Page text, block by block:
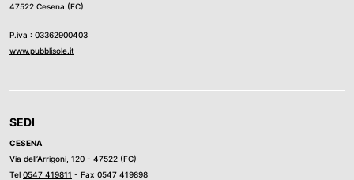
47522 Cesena (FC)
P.iva : 03362900403
www.pubblisole.it
SEDI
CESENA
Via dell’Arrigoni, 120 - 47522 (FC)
Tel 0547 419811 - Fax 0547 419898